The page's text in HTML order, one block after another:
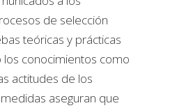
de selección
teóricas y prácticas
los conocimientos como
actitudes de los
aseguran que